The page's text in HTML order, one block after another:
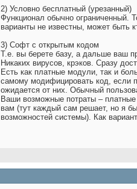
2) Условно бесплатный (урезанный)
Функционал обычно ограниченный.
варианты не известны, может быть
3) Софт с открытым кодом
Т.е. вы берете базу, а дальше ваш
Никаких вирусов, крэков. Сразу
Есть как платные модули, так и
самому модифицировать код, если
ожидается от них. Обычный
Ваши возможные потраты –
вам (тут каждый сам решает, но я
возможностей системы). Как